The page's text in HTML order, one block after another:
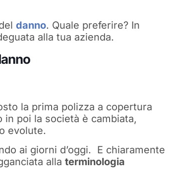
danno. Quale preferire? In
alla tua azienda.
la prima polizza a copertura
in poi la società è cambiata,
evolute.
ai giorni d’oggi. E chiaramente
alla terminologia